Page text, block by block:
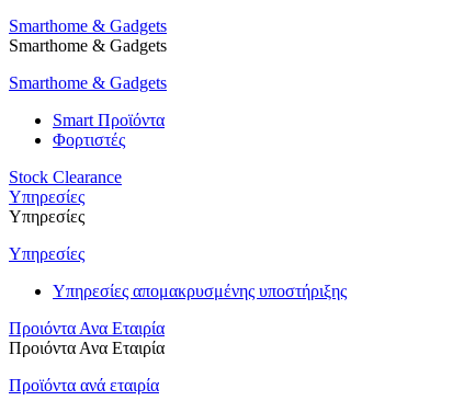
Smarthome & Gadgets
Smarthome & Gadgets
Smarthome & Gadgets
Smart Προϊόντα
Φορτιστές
Stock Clearance
Υπηρεσίες
Υπηρεσίες
Υπηρεσίες
Υπηρεσίες απομακρυσμένης υποστήριξης
Προιόντα Ανα Εταιρία
Προιόντα Ανα Εταιρία
Προϊόντα ανά εταιρία